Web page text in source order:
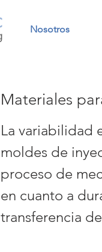
Nosotros
Materiales
La variabilidad
moldes de
proceso de
en cuanto a
transferencia